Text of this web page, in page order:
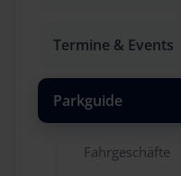
Termine & Events
Parkguide
Fahrgeschäfte